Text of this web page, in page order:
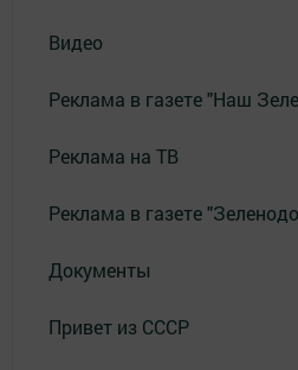
Видео
Реклама в газете "Наш
Реклама на ТВ
Реклама в газете
Документы
Привет из СССР